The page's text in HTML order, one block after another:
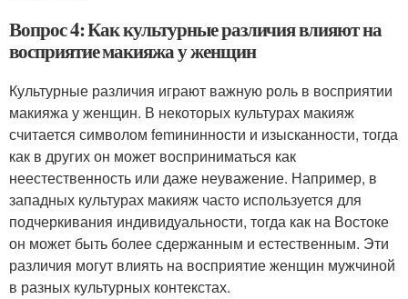
Вопрос 4: Как культурные различия влияют на
восприятие макияжа у женщин
Культурные различия играют важную роль в восприятии
макияжа у женщин. В некоторых культурах макияж
считается символом femининности и изысканности, тогда
как в других он может восприниматься как
неестественность или даже неуважение. Например, в
западных культурах макияж часто используется для
подчеркивания индивидуальности, тогда как на Востоке
он может быть более сдержанным и естественным. Эти
различия могут влиять на восприятие женщин мужчиной
в разных культурных контекстах.